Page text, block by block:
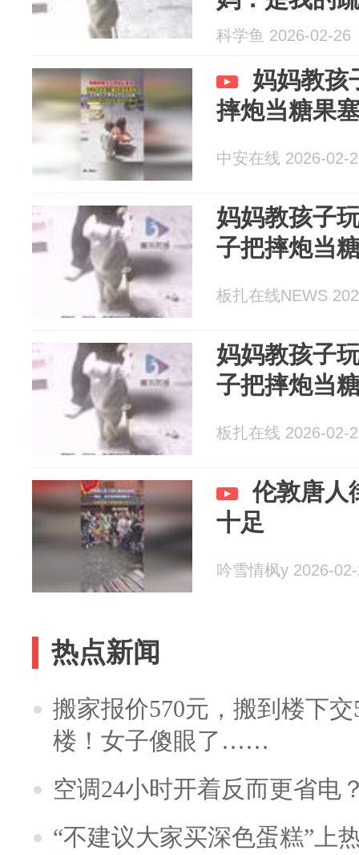
科学鱼 2026-02-26
妈妈教孩
摔炮当糖果
中安在线 2026-02-
妈妈教孩子
子把摔炮当
板扎在线NEWS
妈妈教孩子
子把摔炮当
板扎在线 2026-02-
伦敦唐人
十足
吟雪情枫y 2026-
热点新闻
搬家报价570元，搬到楼下
楼！女子傻眼了……
空调24小时开着反而更省电
“不建议大家买深色蛋糕”上